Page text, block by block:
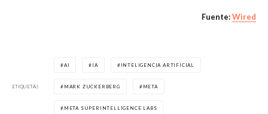
Fuente:Wired
ETIQUETAS
AI IA INTELIGENCIA ARTIFICIAL
MARK ZUCKERBERG META
META SUPERINTELLIGENCE LABS